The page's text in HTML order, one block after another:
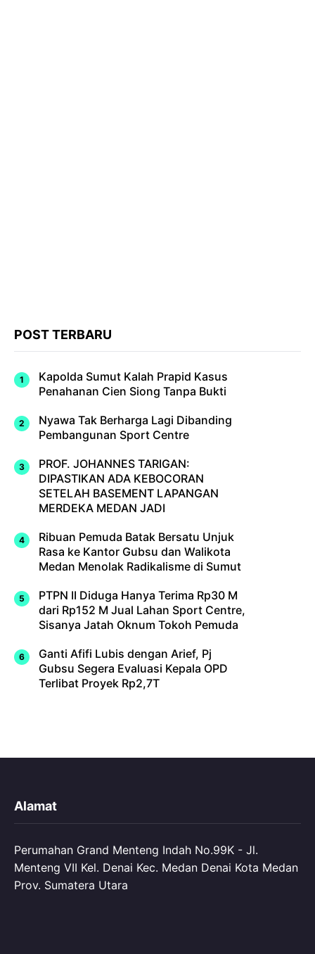
POST TERBARU
Kapolda Sumut Kalah Prapid Kasus
Penahanan Cien Siong Tanpa Bukti
Nyawa Tak Berharga Lagi Dibanding
Pembangunan Sport Centre
PROF. JOHANNES TARIGAN:
DIPASTIKAN ADA KEBOCORAN
SETELAH BASEMENT LAPANGAN
MERDEKA MEDAN JADI
Ribuan Pemuda Batak Bersatu Unjuk
Rasa ke Kantor Gubsu dan Walikota
Medan Menolak Radikalisme di Sumut
PTPN II Diduga Hanya Terima Rp30 M
dari Rp152 M Jual Lahan Sport Centre,
Sisanya Jatah Oknum Tokoh Pemuda
Ganti Afifi Lubis dengan Arief, Pj
Gubsu Segera Evaluasi Kepala OPD
Terlibat Proyek Rp2,7T
Alamat
Perumahan Grand Menteng Indah No.99K - Jl.
Menteng VII Kel. Denai Kec. Medan Denai Kota Medan
Prov. Sumatera Utara